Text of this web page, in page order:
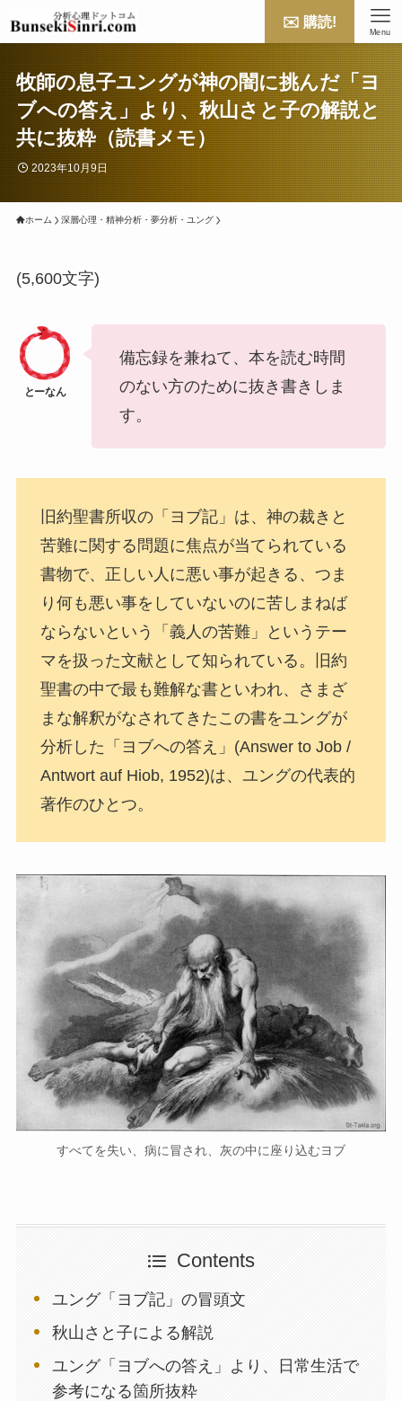
✉️ 購読!
Menu
牧師の息子ユングが神の闇に挑んだ「ヨ
ブへの答え」より、秋山さと子の解説と
共に抜粋（読書メモ）
2023年10月9日
ホーム 深層心理・精神分析・夢分析・ユング
(5,600文字)
備忘録を兼ねて、本を読む時間
のない方のために抜き書きしま
す。
旧約聖書所収の「ヨブ記」は、神の裁きと
苦難に関する問題に焦点が当てられている
書物で、正しい人に悪い事が起きる、つま
り何も悪い事をしていないのに苦しまねば
ならないという「義人の苦難」というテー
マを扱った文献として知られている。旧約
聖書の中で最も難解な書といわれ、さまざ
まな解釈がなされてきたこの書をユングが
分析した「ヨブへの答え」(Answer to Job /
Antwort auf Hiob, 1952)は、ユングの代表的
著作のひとつ。
すべてを失い、病に冒され、灰の中に座り込むヨブ
Contents
ユング「ヨブ記」の冒頭文
秋山さと子による解説
ユング「ヨブへの答え」より、日常生活で
参考になる箇所抜粋